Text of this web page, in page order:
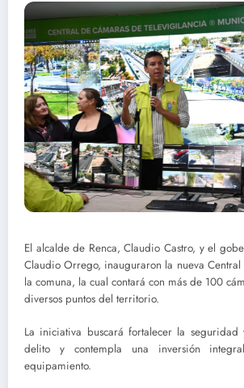
El alcalde de Renca, Claudio Castro, y el
Claudio Orrego, inauguraron la nueva
la comuna, la cual contará con más de 100
diversos puntos del territorio.
La iniciativa buscará fortalecer la
delito y contempla una inversión
equipamiento.